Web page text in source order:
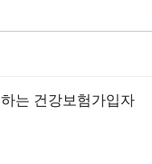
는 건강보험가입자